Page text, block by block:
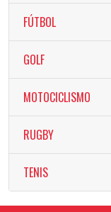
FÚTBOL
GOLF
MOTOCICLISMO
RUGBY
TENIS